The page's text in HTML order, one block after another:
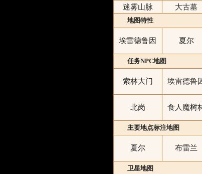
迷雾山脉
大古墓
地图特性
埃雷德鲁因 夏尔
任务NPC地图
索林大门 埃雷德鲁
北岗 食人魔树
主要地点标注地图
夏尔 布雷兰
卫星地图